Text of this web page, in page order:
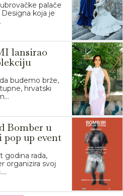
palače
koja je
lansirao
budemo brže,
hrvatski
Bomber u
up event
godina rada,
organizira svoj